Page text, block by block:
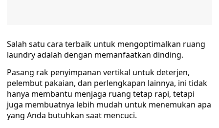
Salah satu cara terbaik untuk mengoptimalkan ruang
laundry adalah dengan memanfaatkan dinding.
Pasang rak penyimpanan vertikal untuk deterjen,
pelembut pakaian, dan perlengkapan lainnya, ini tidak
hanya membantu menjaga ruang tetap rapi, tetapi
juga membuatnya lebih mudah untuk menemukan apa
yang Anda butuhkan saat mencuci.